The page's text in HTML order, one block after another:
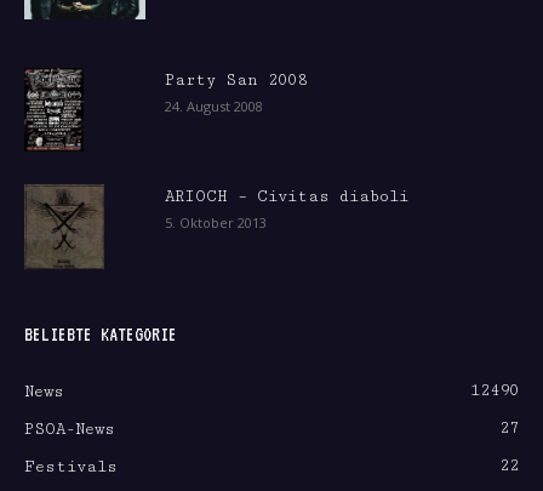
Party San 2008
24. August 2008
ARIOCH – Civitas diaboli
5. Oktober 2013
BELIEBTE KATEGORIE
News
12490
PSOA-News
27
Festivals
22